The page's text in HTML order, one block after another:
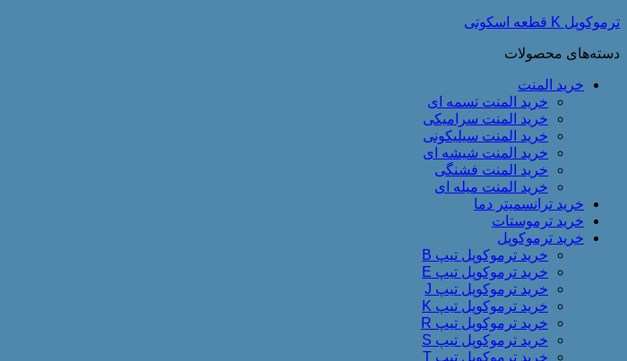
ترموکوپل K قطعه اسکوتی
دسته‌های محصولات
خرید المنت
خرید المنت تسمه ای
خرید المنت سرامیکی
خرید المنت سیلیکونی
خرید المنت شیشه ای
خرید المنت فشنگی
خرید المنت میله ای
خرید ترانسمیتر دما
خرید ترموستات
خرید ترموکوپل
خرید ترموکوپل تیپ B
خرید ترموکوپل تیپ E
خرید ترموکوپل تیپ J
خرید ترموکوپل تیپ K
خرید ترموکوپل تیپ R
خرید ترموکوپل تیپ S
خرید ترموکوپل تیپ T